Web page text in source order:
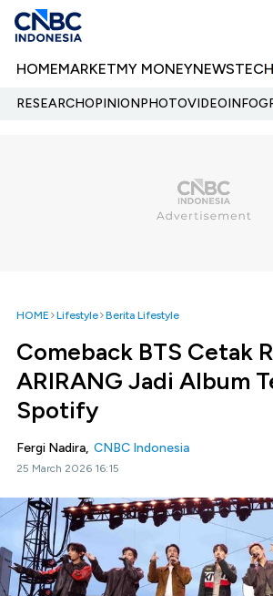
HOMEMARKETMY MONEYNEWSTECH
RESEARCHOPINIONPHOTOVIDEO
HOME Lifestyle Berita Lifestyle
Comeback BTS Cetak
ARIRANG Jadi Album
Spotify
Fergi Nadira, CNBC Indonesia
25 March 2026 16:15